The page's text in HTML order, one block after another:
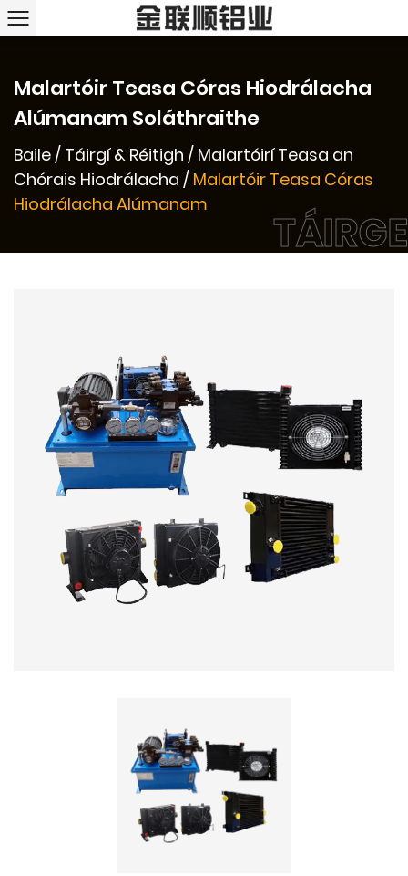
TÁIRGE
Malartóir Teasa Córas Hiodrálacha
Alúmanam Soláthraithe
Baile/ Táirgí & Réitigh / Malartóirí Teasa an
Chórais Hiodrálacha / Malartóir Teasa Córas
Hiodrálacha Alúmanam